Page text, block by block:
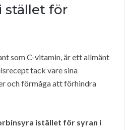
stället för
som C-vitamin, är ett allmänt
tack vare sina
och förmåga att förhindra
istället för syran i